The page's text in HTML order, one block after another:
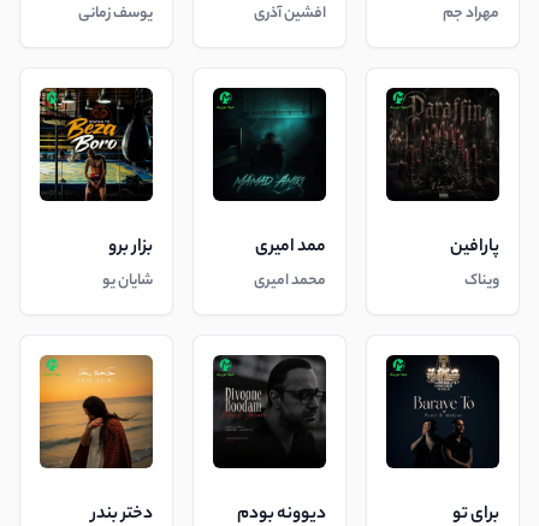
مهراد جم افشین آذری یوسف زمانی
پارافین
ویناک
ممد امیری
محمد امیری
بزار برو
شایان یو
برای تو دیوونه بودم دختر بندر